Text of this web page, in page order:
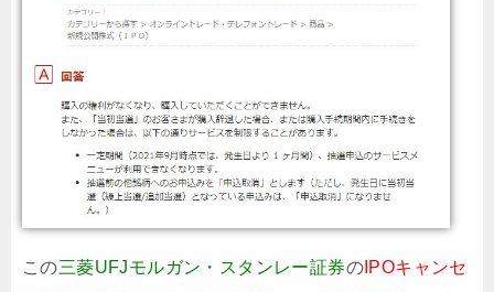
この三菱UFJモルガン・スタンレー証券の IPOキャンセ